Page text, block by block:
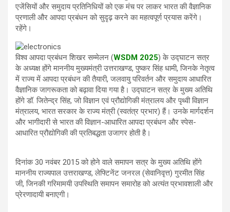
एजेंसियों और समुदाय प्रतिनिधियों को एक मंच पर लाकर भारत की वैज्ञानिक
प्रणाली और आपदा प्रबंधन को सुदृढ़ करने का महत्वपूर्ण प्रयास करेंगे।
रहेंगे।
विश्व आपदा प्रबंधन शिखर सम्मेलन (WSDM 2025) के उद्घाटन सत्र
के अध्यक्ष होंगे माननीय मुख्यमंत्री उत्तराखण्ड, पुष्कर सिंह धामी, जिनके नेतृत्व
में राज्य में आपदा प्रबंधन की तैयारी, जलवायु परिवर्तन और समुदाय आधारित
वैज्ञानिक जागरूकता को बढ़ावा दिया गया है। उद्घाटन सत्र के मुख्य अतिथि
होंगे डॉ. जितेन्द्र सिंह, जो विज्ञान एवं प्रौद्योगिकी मंत्रालय और पृथ्वी विज्ञान
मंत्रालय, भारत सरकार के राज्य मंत्री (स्वतंत्र प्रभार) हैं। उनके मार्गदर्शन
और भागीदारी से भारत की विज्ञान-आधारित आपदा प्रबंधन और स्पेस-
आधारित प्रौद्योगिकी की प्रतिबद्धता उजागर होती है।
दिनांक 30 नवंबर 2015 को होने वाले समापन सत्र के मुख्य अतिथि होंगे
माननीय राज्यपाल उत्तराखण्ड, लेफ्टिनेंट जनरल (सेवानिवृत्त) गुरमीत सिंह
जी, जिनकी गरिमामयी उपस्थिति समापन समारोह को अत्यंत प्रभावशाली और
प्रेरणादायी बनाएगी।